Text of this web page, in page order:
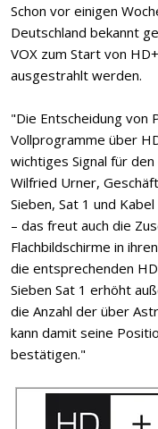
Schon vor einigen
Deutschland bekannt
VOX zum Start von
ausgestrahlt werden.
"Die Entscheidung von
Vollprogramme über
wichtiges Signal für
Wilfried Urner,
Sieben, Sat 1 und
– das freut auch die
Flachbildschirme in
die entsprechenden
Sieben Sat 1 erhöht
die Anzahl der über
kann damit seine
bestätigen."